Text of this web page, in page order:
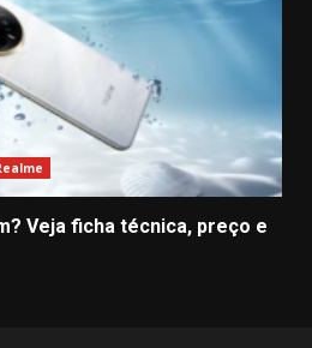
Veja ficha técnica, preço e